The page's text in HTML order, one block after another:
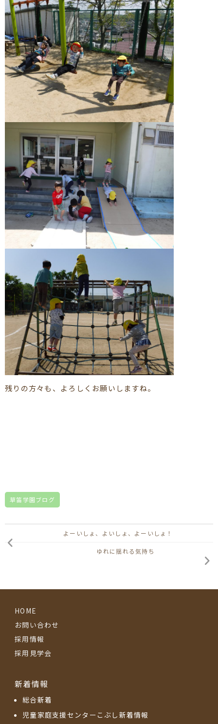
残りの方々も、よろしくお願いしますね。
草笛学園ブログ
よーいしょ、よいしょ、よーいしょ！
ゆれに揺れる気持ち
HOME
お問い合わせ
採用情報
採用見学会
新着情報
総合新着
児童家庭支援センターこぶし新着情報